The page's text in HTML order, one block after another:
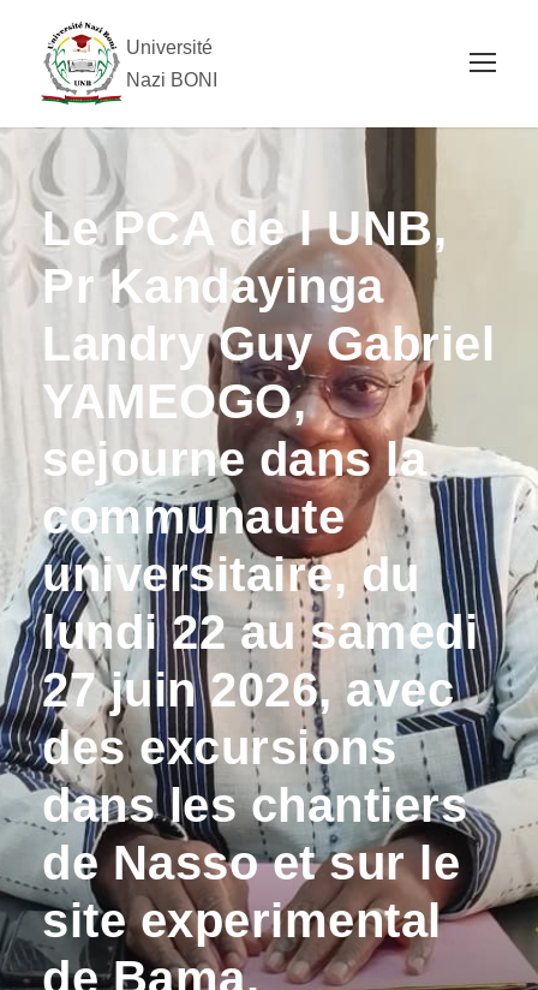
Université
Nazi BONI
Le PCA de l UNB,
Pr Kandayinga
Landry Guy Gabriel
YAMEOGO,
sejourne dans la
communaute
universitaire, du
lundi 22 au samedi
27 juin 2026, avec
des excursions
dans les chantiers
de Nasso et sur le
site experimental
de Bama.